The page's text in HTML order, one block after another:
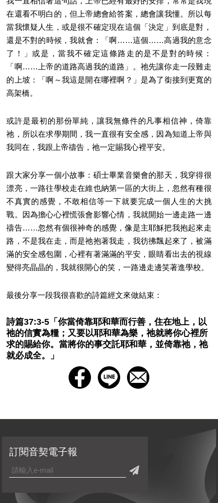
在還看不明白的，但上帝總會給答案，總會讓我懂。所以每
當我懷疑人生，或是很不確定現在這個「決定」到底是對，
還是不對的時候，我就會：「啊……這個……高過我的意念
了！」或是，當我不確定這條路走的是不是對的時候：
「啊……上帝的道路高過我的道路」。祂先讓你走一段難走
的上坡：「啊～我這是開在哪裡啊？」是為了銜接到更寬的
高架橋。
或許是最初的那份單純，讓我無條件的凡事相信神，倚靠
祂，所以在求學期間，我一直很有安全感，因為知道上帝與
我同在，我跟上帝禱告，祂一定賜我心裡平安。
跟大家分享一個小故事：碩士畢業音樂會的那天，我穿得很
漂亮，一路往學校走在維也納第一區的大街上，忽然有種很
不真實的感覺，不敢相信等一下就要完成一個人生的大挑
戰。因為擔心心裡慌張會影響心情，我就開始一邊走路一邊
禱告……忽然有個很神奇的感覺，像是主耶穌把我抱起來走
路，不是我在走，而是祂抱著我走，我彷彿飄起來了，被滿
滿的安全感包圍，心裡有著滿滿的平安，眼睛看出去的視線
變得亮晶晶的，我就很開心的笑，一路邊走邊笑著進學校。
最後分享一段我很喜歡的詩篇經文來做結束：
詩篇37:3-5「你當倚靠耶和華而行善，住在地上，以
祂的信實為糧；又要以耶和華為樂，祂就將你心裡所
求的賜給你。當將你的事交託耶和華，並倚靠祂，祂
就必成全。」
訂閱音契電子報